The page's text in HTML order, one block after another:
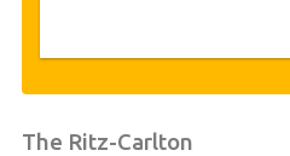
The Ritz-Carlton